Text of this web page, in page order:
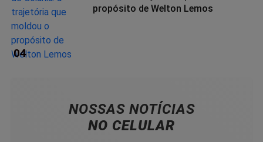
04
propósito de Welton Lemos
NOSSAS NOTÍCIAS
NO CELULAR